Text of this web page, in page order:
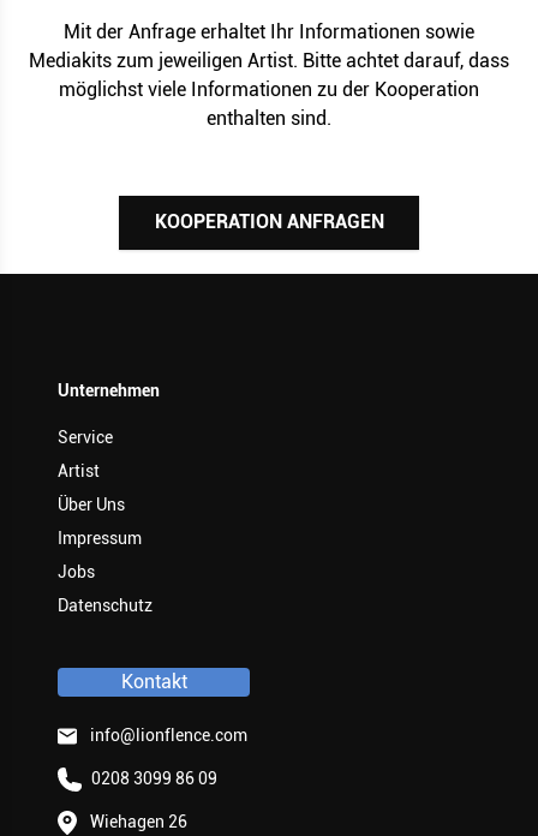
Mit der Anfrage erhaltet Ihr Informationen sowie
Mediakits zum jeweiligen Artist. Bitte achtet darauf, dass
möglichst viele Informationen zu der Kooperation
enthalten sind.
KOOPERATION ANFRAGEN
Kontakt
info@lionflence.com
0208 3099 86 09
Wiehagen 26
Unternehmen
Service
Artist
Über Uns
Impressum
Jobs
Datenschutz